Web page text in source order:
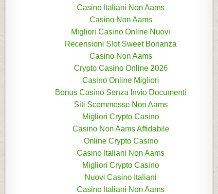
Casino Italiani Non Aams
Casino Non Aams
Migliori Casino Online Nuovi
Recensioni Slot Sweet Bonanza
Casino Non Aams
Crypto Casino Online 2026
Casino Online Migliori
Bonus Casino Senza Invio Documenti
Siti Scommesse Non Aams
Migliori Crypto Casino
Casino Non Aams Affidabile
Online Crypto Casino
Casino Italiani Non Aams
Migliori Crypto Casino
Nuovi Casino Italiani
Casino Italiani Non Aams